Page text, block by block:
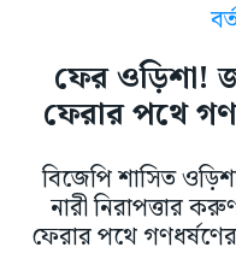
ফের ওড়িশা!
ফেরার পথে
বিজেপি শাসিত
নারী নিরাপত্তার
ফেরার পথে